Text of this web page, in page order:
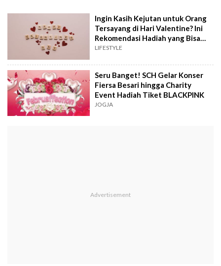
Ingin Kasih Kejutan untuk Orang
Tersayang di Hari Valentine? Ini
Rekomendasi Hadiah yang Bisa
Anda Berikan
LIFESTYLE
Seru Banget! SCH Gelar Konser
Fiersa Besari hingga Charity
Event Hadiah Tiket BLACKPINK
JOGJA